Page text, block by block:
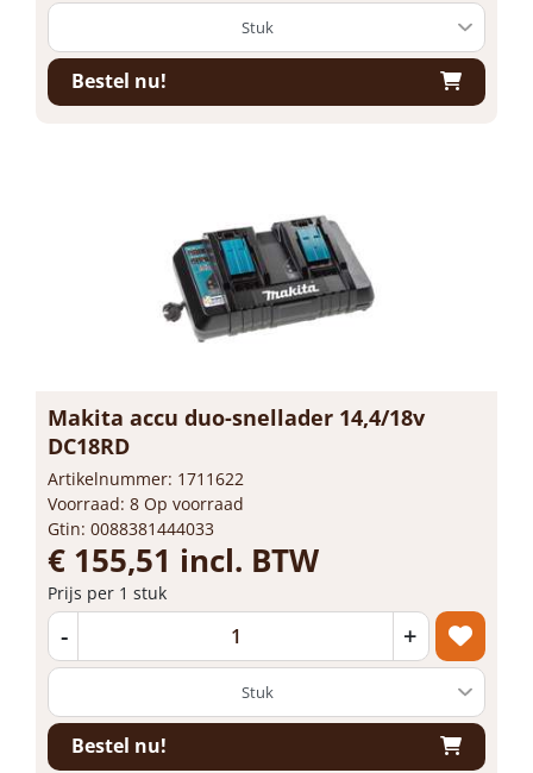
Bestel nu!
Makita accu duo-snellader 14,4/18v
DC18RD
Artikelnummer: 1711622
Voorraad: 8 Op voorraad
Gtin: 0088381444033
€ 155,51 incl. BTW
Prijs per 1 stuk
- +
Bestel nu!